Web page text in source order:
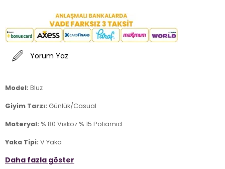
Yorum Yaz
Model: Bluz
Giyim Tarzı: Günlük/Casual
Materyal: % 80 Viskoz % 15 Poliamid
Yaka Tipi: V Yaka
Kol Tipi:Askılı
Daha fazla göster